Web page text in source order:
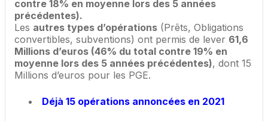
contre 18% en moyenne lors des 5 années
précédentes).
Les autres types d’opérations (Prêts, Obligations
convertibles, subventions) ont permis de lever 61,6
Millions d’euros (46% du total contre 19% en
moyenne lors des 5 années précédentes), dont 15
Millions d’euros pour les PGE.
Déjà 15 opérations annoncées en 2021